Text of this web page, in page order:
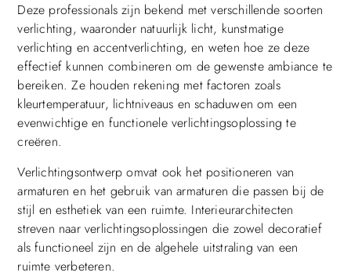
Deze professionals zijn bekend met verschillende soorten
verlichting, waaronder natuurlijk licht, kunstmatige
verlichting en accentverlichting, en weten hoe ze deze
effectief kunnen combineren om de gewenste ambiance te
bereiken. Ze houden rekening met factoren zoals
kleurtemperatuur, lichtniveaus en schaduwen om een
evenwichtige en functionele verlichtingsoplossing te
creëren.
Verlichtingsontwerp omvat ook het positioneren van
armaturen en het gebruik van armaturen die passen bij de
stijl en esthetiek van een ruimte. Interieurarchitecten
streven naar verlichtingsoplossingen die zowel decoratief
als functioneel zijn en de algehele uitstraling van een
ruimte verbeteren.